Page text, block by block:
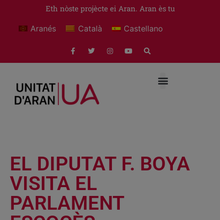
Eth nòste projècte ei Aran. Aran ès tu
Aranés Català Castellano
EL DIPUTAT F. BOYA
VISITA EL
PARLAMENT